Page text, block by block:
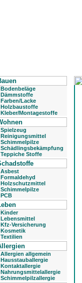
Bodenbeläge
Dämmstoffe
Farben/Lacke
Holzbaustoffe
Kleber/Montagestoffe
Spielzeug
Reinigungsmittel
Schimmelpilze
Schädlingsbekämpfung
Teppiche Stoffe
Asbest
Formaldehyd
Holzschutzmittel
Schimmelpilze
PCB
Kinder
Lebensmittel
Kfz-Versicherung
Kosmetik
Textilien
Allergien allgemein
Hausstauballergie
Kontaktallergie
Nahrungsmittelallergie
Schimmelpilzallergie